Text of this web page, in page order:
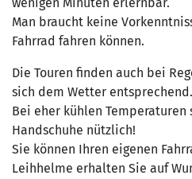
Man braucht keine
Fahrrad fahren können.
Die Touren finden auch bei
sich dem Wetter entsprechend.
Bei eher kühlen
Handschuhe nützlich!
Sie können Ihren eigenen
Leihhelme erhalten Sie auf